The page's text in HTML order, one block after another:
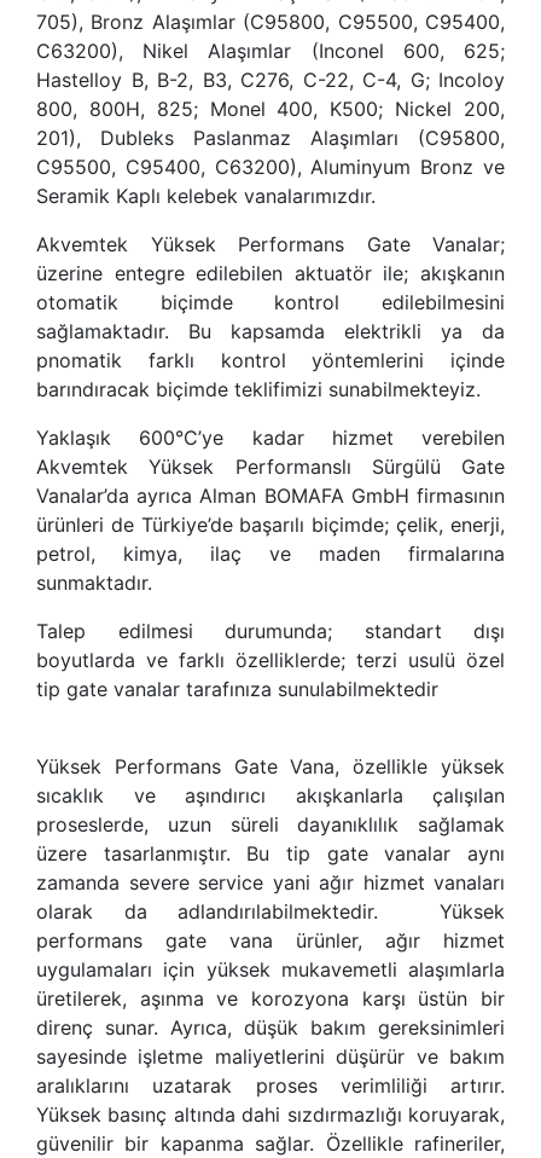
705), Bronz Alaşımlar (C95800, C95500, C95400,
C63200), Nikel Alaşımlar (Inconel 600, 625;
Hastelloy B, B-2, B3, C276, C-22, C-4, G; Incoloy
800, 800H, 825; Monel 400, K500; Nickel 200,
201), Dubleks Paslanmaz Alaşımları (C95800,
C95500, C95400, C63200), Aluminyum Bronz ve
Seramik Kaplı kelebek vanalarımızdır.
Akvemtek Yüksek Performans Gate Vanalar;
üzerine entegre edilebilen aktuatör ile; akışkanın
otomatik biçimde kontrol edilebilmesini
sağlamaktadır. Bu kapsamda elektrikli ya da
pnomatik farklı kontrol yöntemlerini içinde
barındıracak biçimde teklifimizi sunabilmekteyiz.
Yaklaşık 600°C’ye kadar hizmet verebilen
Akvemtek Yüksek Performanslı Sürgülü Gate
Vanalar’da ayrıca Alman BOMAFA GmbH firmasının
ürünleri de Türkiye’de başarılı biçimde; çelik, enerji,
petrol, kimya, ilaç ve maden firmalarına
sunmaktadır.
Talep edilmesi durumunda; standart dışı
boyutlarda ve farklı özelliklerde; terzi usulü özel
tip gate vanalar tarafınıza sunulabilmektedir
Yüksek Performans Gate Vana, özellikle yüksek
sıcaklık ve aşındırıcı akışkanlarla çalışılan
proseslerde, uzun süreli dayanıklılık sağlamak
üzere tasarlanmıştır. Bu tip gate vanalar aynı
zamanda severe service yani ağır hizmet vanaları
olarak da adlandırılabilmektedir.
Yüksek
performans gate vana ürünler, ağır hizmet
uygulamaları için yüksek mukavemetli alaşımlarla
üretilerek, aşınma ve korozyona karşı üstün bir
direnç sunar. Ayrıca, düşük bakım gereksinimleri
sayesinde işletme maliyetlerini düşürür ve bakım
aralıklarını uzatarak proses verimliliği artırır.
Yüksek basınç altında dahi sızdırmazlığı koruyarak,
güvenilir bir kapanma sağlar. Özellikle rafineriler,